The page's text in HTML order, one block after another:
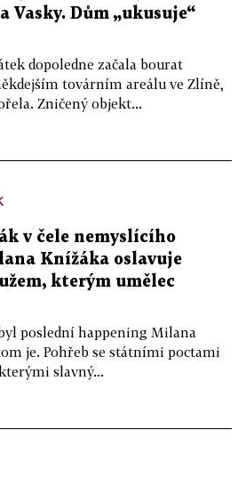
Vasky. Dům „ukusuje“
dopoledne začala bourat
továrním areálu ve Zlíně,
Zničený objekt...
v čele nemyslícího
Knížáka oslavuje
kterým umělec
poslední happening Milana
je. Pohřeb se státními poctami
slavný...